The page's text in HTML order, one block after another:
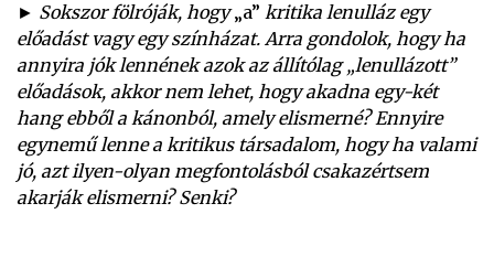
► Sokszor fölróják, hogy„a” kritika lenulláz egy
előadást vagy egy színházat. Arra gondolok, hogy ha
annyira jók lennének azok az állítólag „lenullázott”
előadások, akkor nem lehet, hogy akadna egy-két
hang ebből a kánonból, amely elismerné? Ennyire
egynemű lenne a kritikus társadalom, hogy ha valami
jó, azt ilyen-olyan megfontolásból csakazértsem
akarják elismerni? Senki?